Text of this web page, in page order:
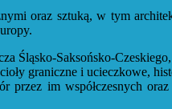
oraz sztuką, w tym
Śląsko-Saksońsko-
graniczne i ucieczkowe,
im współczesnych